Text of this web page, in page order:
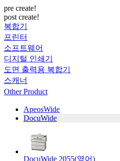
pre create!
post create!
복합기
프린터
소프트웨어
디지털 인쇄기
도면 출력용 복합기
스캐너
Other Product
ApeosWide
DocuWide
DocuWide 2055(영어)